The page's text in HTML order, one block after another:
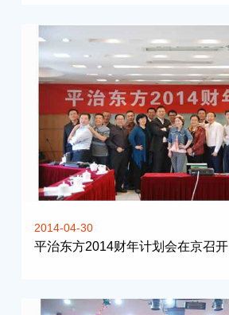
2014-04-30
平治东方2014财年计划会在京召开